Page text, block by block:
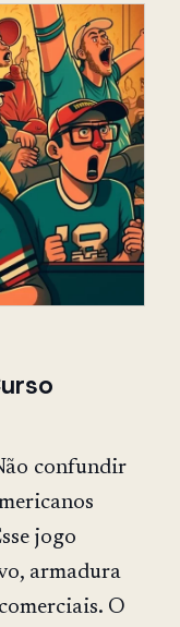
confundir
jogo
armadura
O